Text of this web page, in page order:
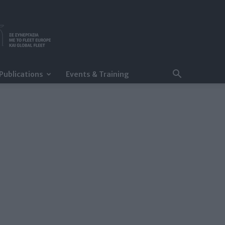
Events & Training